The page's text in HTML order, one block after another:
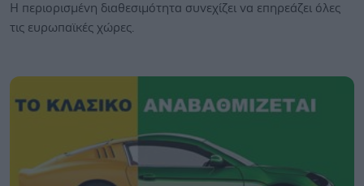
Η περιορισμένη διαθεσιμότητα συνεχίζει να επηρεάζει όλες
τις ευρωπαϊκές χώρες.